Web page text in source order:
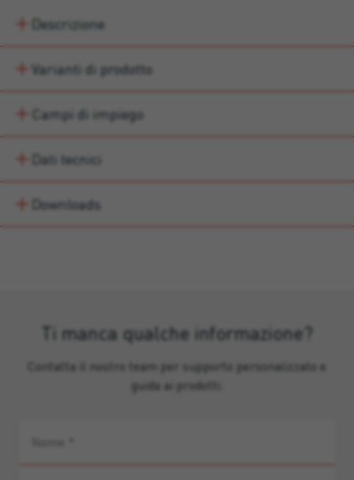
Descrizione
Varianti di prodotto
Campi di impiego
Dati tecnici
Downloads
Ti manca qualche informazione?
Contatta il nostro team per supporto personalizzato e
guida ai prodotti.